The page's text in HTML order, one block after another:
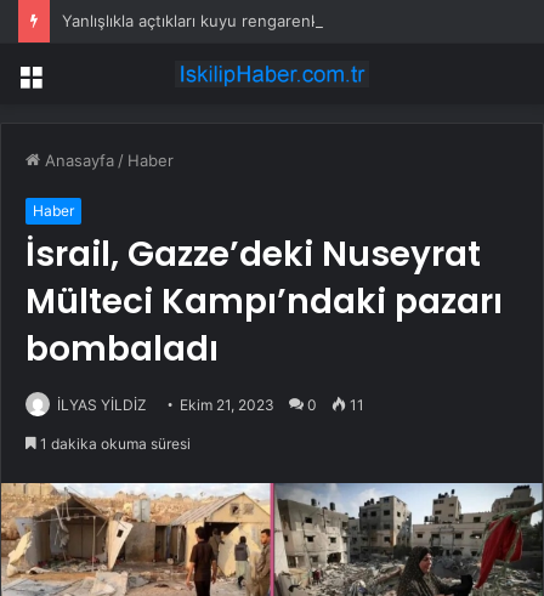
Menü
Anasayfa / Haber
Haber
İsrail, Gazze’deki Nuseyrat
Mülteci Kampı’ndaki pazarı
bombaladı
İLYAS YİLDİZ Ekim 21, 2023 0 11
1 dakika okuma süresi